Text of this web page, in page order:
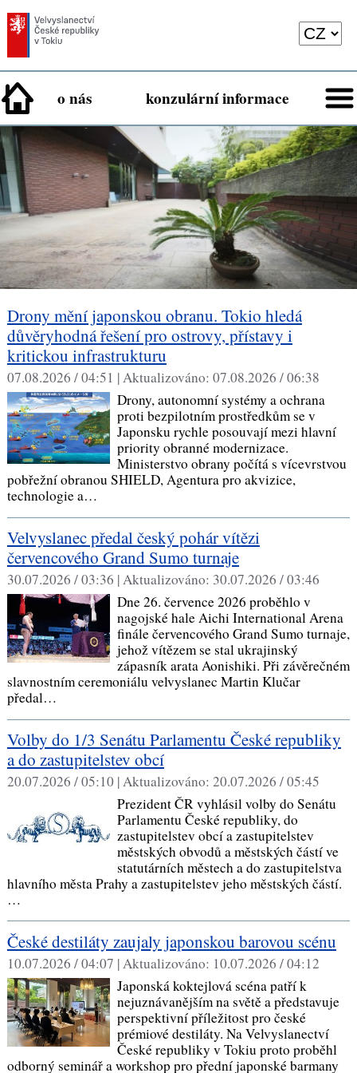
o nás konzulární informace
Drony mění japonskou obranu. Tokio hledá
důvěryhodná řešení pro ostrovy, přístavy i
kritickou infrastrukturu
07.08.2026 / 04:51 |Aktualizováno: 07.08.2026 / 06:38
Drony, autonomní systémy a ochrana
proti bezpilotním prostředkům se v
Japonsku rychle posouvají mezi hlavní
priority obranné modernizace.
Ministerstvo obrany počítá s vícevrstvou
pobřežní obranou SHIELD, Agentura pro akvizice,
technologie a…
Velvyslanec předal český pohár vítězi
červencového Grand Sumo turnaje
30.07.2026 / 03:36 |Aktualizováno: 30.07.2026 / 03:46
Dne 26. července 2026 proběhlo v
nagojské hale Aichi International Arena
finále červencového Grand Sumo turnaje,
jehož vítězem se stal ukrajinský
zápasník arata Aonishiki. Při závěrečném
slavnostním ceremoniálu velvyslanec Martin Klučar
předal…
Volby do 1/3 Senátu Parlamentu České republiky
a do zastupitelstev obcí
20.07.2026 / 05:10 |Aktualizováno: 20.07.2026 / 05:45
Prezident ČR vyhlásil volby do Senátu
Parlamentu České republiky, do
zastupitelstev obcí a zastupitelstev
městských obvodů a městských částí ve
statutárních městech a do zastupitelstva
hlavního města Prahy a zastupitelstev jeho městských částí.
…
České destiláty zaujaly japonskou barovou scénu
10.07.2026 / 04:07 |Aktualizováno: 10.07.2026 / 04:12
Japonská koktejlová scéna patří k
nejuznávanějším na světě a představuje
perspektivní příležitost pro české
prémiové destiláty. Na Velvyslanectví
České republiky v Tokiu proto proběhl
odborný seminář a workshop pro přední japonské barmany